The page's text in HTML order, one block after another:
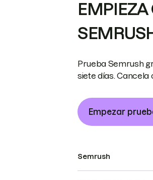
EMPIEZA
Prueba Semrush
siete días. Cancela
Empezar
Semrush